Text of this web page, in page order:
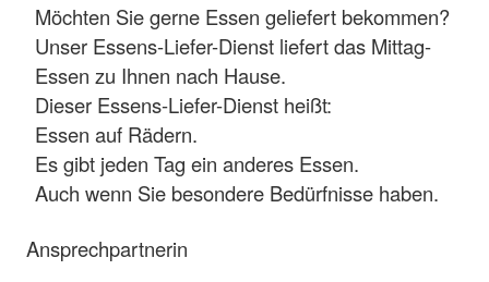
Möchten Sie gerne Essen geliefert bekommen?
Unser Essens-Liefer-Dienst liefert das Mittag-
Essen zu Ihnen nach Hause.
Dieser Essens-Liefer-Dienst heißt:
Essen auf Rädern.
Es gibt jeden Tag ein anderes Essen.
Auch wenn Sie besondere Bedürfnisse haben.
Ansprechpartnerin